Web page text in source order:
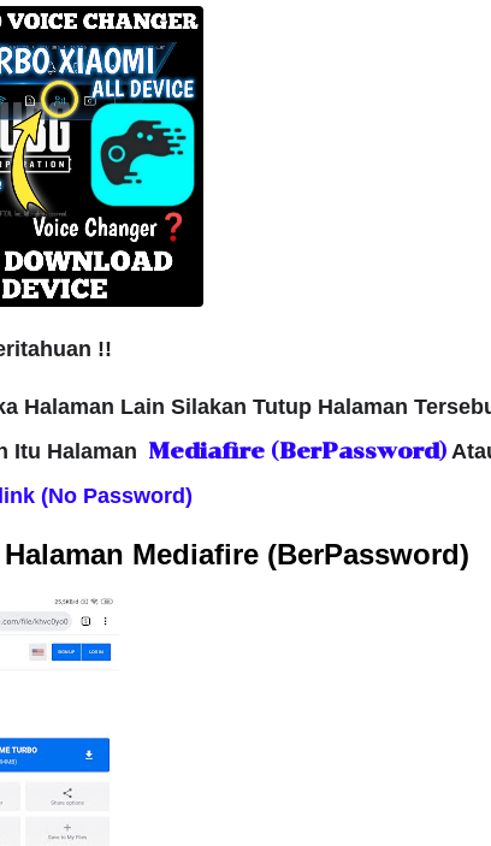
!!
Halaman Lain Silakan Tutup Halaman
Itu Halaman Mediafire (BerPassword)
(No Password)
Mediafire (BerPassword)